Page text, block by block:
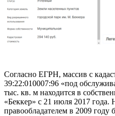
Согласно ЕГРН, массив с
39:22:010007:96 «под
тыс. кв. м находится в
«Беккер» с 21 июля 2017 года.
правообладателем в 2009 году